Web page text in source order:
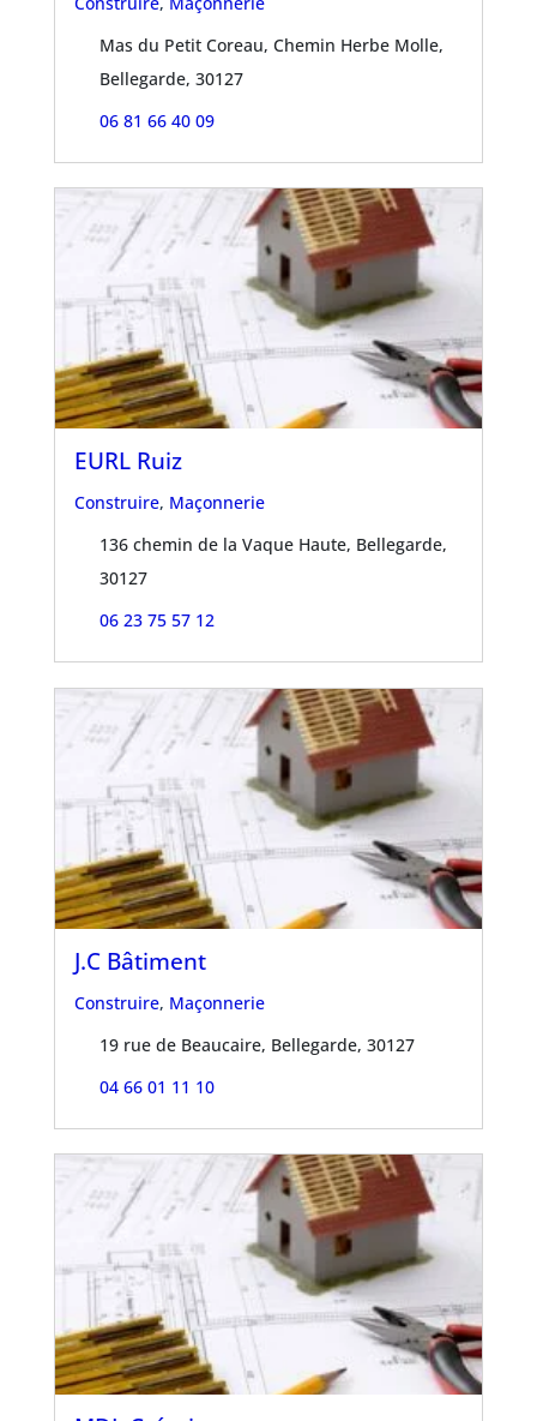
Mas du Petit Coreau, Chemin Herbe Molle,
Bellegarde, 30127
06 81 66 40 09
EURL Ruiz
Construire, Maçonnerie
136 chemin de la Vaque Haute, Bellegarde,
30127
06 23 75 57 12
J.C Bâtiment
Construire, Maçonnerie
19 rue de Beaucaire, Bellegarde, 30127
04 66 01 11 10